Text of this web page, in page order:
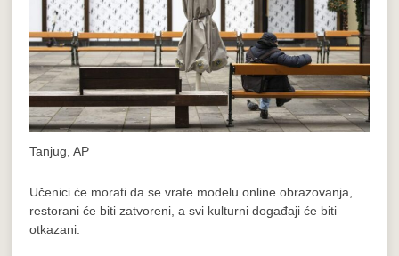
Tanjug, AP
Učenici će morati da se vrate modelu online obrazovanja,
restorani će biti zatvoreni, a svi kulturni događaji će biti
otkazani.